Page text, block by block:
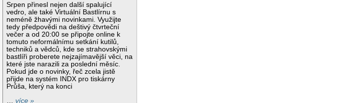
Srpen přinesl nejen další spalující
vedro, ale také Virtuální Bastlírnu s
neméně žhavými novinkami. Využijte
tedy předpovědi na deštivý čtvrteční
večer a od 20:00 se připojte online k
tomuto neformálnímu setkání kutilů,
techniků a vědců, kde se strahovskými
bastlíři proberete nejzajímavější věci, na
které jste narazili za poslední měsíc.
Pokud jde o novinky, řeč zcela jistě
přijde na systém INDX pro tiskárny
Průša, který na konci
…více »